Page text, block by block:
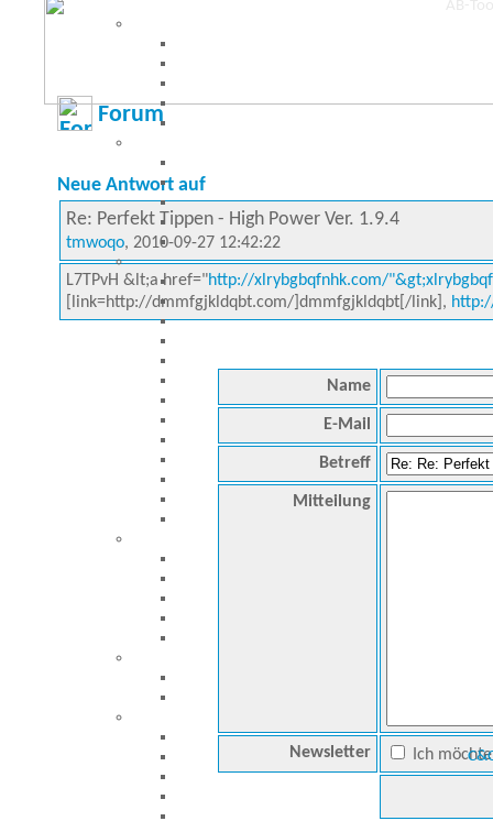
Forum
Neue Antwort auf
Re: Perfekt Tippen - High Power Ver. 1.9.4
tmwoqo, 2010-09-27 12:42:22
L7TPvH &lt;a href="http://xlrybgbqfnhk.com/
[link=http://dmmfgjkldqbt.com/]dmmfgjkldqbt[/link],
Name
E-Mail
Betreff
Mitteilung
Newsletter Ich